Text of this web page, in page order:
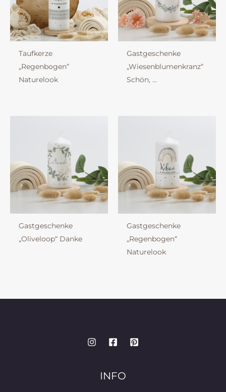
Taufkerze
„Regenbogen“
Naturelook
Gastgeschenke
„Wiesenblumenkranz“
Schön, …
Gastgeschenke
„Oliveloop“ Danke
Gastgeschenke
„Regenbogen“
Naturelook
INFO